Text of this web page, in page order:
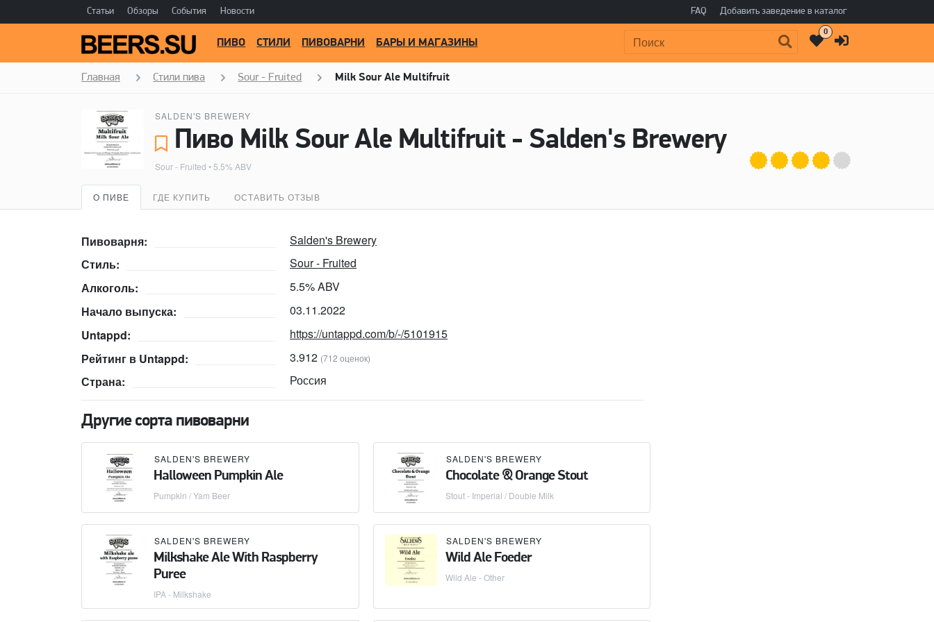
Статьи Обзоры События Новости FAQ Добавить заведение в каталог
Поиск:
ПИВО СТИЛИ ПИВОВАРНИ БАРЫ И МАГАЗИНЫ
0
Главная Стили пива Sour - Fruited Milk Sour Ale Multifruit
SALDEN'S BREWERY
Пиво Milk Sour Ale Multifruit - Salden's Brewery
Sour - Fruited • 5.5% ABV
О ПИВЕ ГДЕ КУПИТЬ ОСТАВИТЬ ОТЗЫВ
Пивоварня:
Salden's Brewery
Стиль:
Sour - Fruited
Алкоголь:
5.5% ABV
Начало выпуска:
03.11.2022
Untappd:
https://untappd.com/b/-/5101915
Рейтинг в Untappd:
3.912 (712 оценок)
Страна: Россия
Другие сорта пивоварни
SALDEN'S BREWERY
Halloween Pumpkin Ale
Pumpkin / Yam Beer
SALDEN'S BREWERY
Chocolate & Orange Stout
Stout - Imperial / Double Milk
SALDEN'S BREWERY
Milkshake Ale With Raspberry
Puree
IPA - Milkshake
SALDEN'S BREWERY
Wild Ale Foeder
Wild Ale - Other